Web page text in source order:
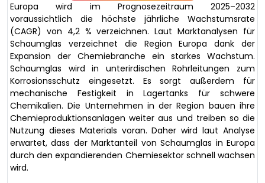
Europa wird im Prognosezeitraum 2025–2032
voraussichtlich die höchste jährliche Wachstumsrate
(CAGR) von 4,2 % verzeichnen. Laut Marktanalysen für
Schaumglas verzeichnet die Region Europa dank der
Expansion der Chemiebranche ein starkes Wachstum.
Schaumglas wird in unterirdischen Rohrleitungen zum
Korrosionsschutz eingesetzt. Es sorgt außerdem für
mechanische Festigkeit in Lagertanks für schwere
Chemikalien. Die Unternehmen in der Region bauen ihre
Chemieproduktionsanlagen weiter aus und treiben so die
Nutzung dieses Materials voran. Daher wird laut Analyse
erwartet, dass der Marktanteil von Schaumglas in Europa
durch den expandierenden Chemiesektor schnell wachsen
wird.